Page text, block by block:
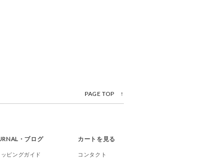
PAGE TOP ↑
・ブログ
ッピングガイド
カートを見る
コンタクト